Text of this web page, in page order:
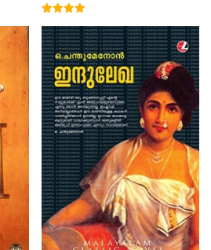
Muhammad Basheer
4.60
out of 5